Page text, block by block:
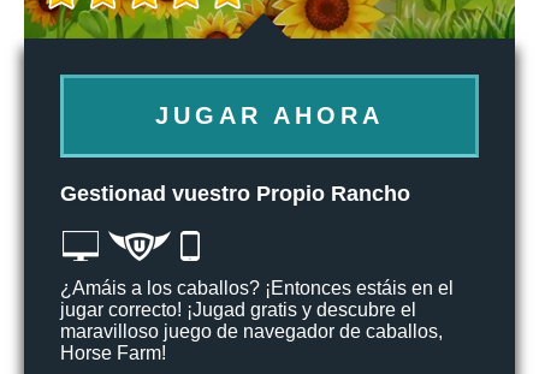
JUGAR AHORA
Gestionad vuestro Propio Rancho
¿Amáis a los caballos? ¡Entonces estáis en el
jugar correcto! ¡Jugad gratis y descubre el
maravilloso juego de navegador de caballos,
Horse Farm!